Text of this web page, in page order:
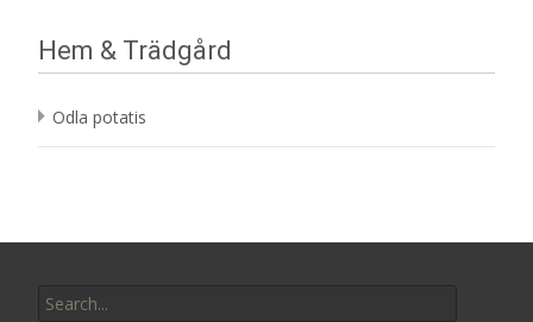
595 kr.
995 kr.
Hem & Trädgård
Odla potatis
for: